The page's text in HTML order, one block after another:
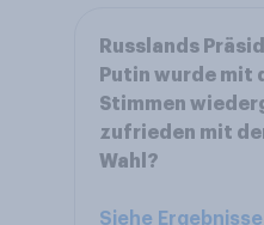
Russlands
Putin wurde mit
Stimmen
zufrieden mit
Wahl?
Siehe Ergebnisse